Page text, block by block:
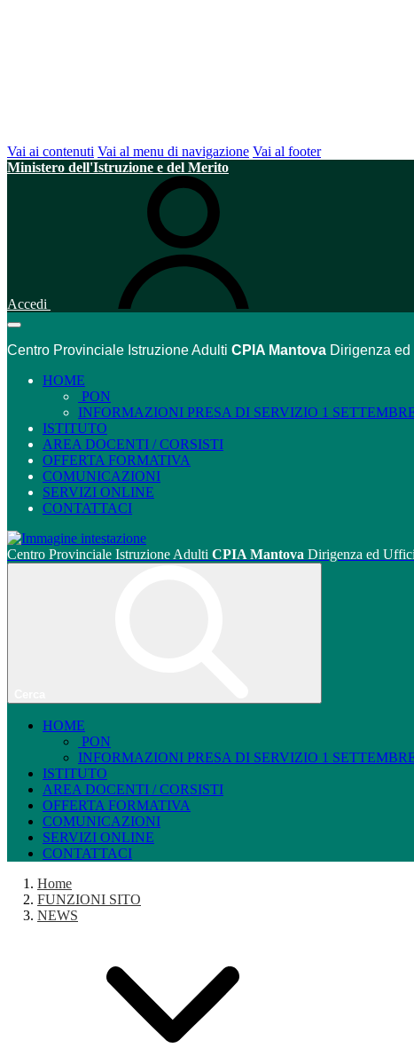
Vai ai contenuti Vai al menu di navigazione Vai al footer
Ministero dell'Istruzione e del Merito
Accedi
Centro Provinciale Istruzione Adulti CPIA Mantova Dirigenza
HOME
PON
INFORMAZIONI PRESA DI SERVIZIO 1
ISTITUTO
AREA DOCENTI / CORSISTI
OFFERTA FORMATIVA
COMUNICAZIONI
SERVIZI ONLINE
CONTATTACI
Centro Provinciale Istruzione Adulti CPIA Mantova Dirigenza ed
HOME
PON
INFORMAZIONI PRESA DI SERVIZIO 1
ISTITUTO
AREA DOCENTI / CORSISTI
OFFERTA FORMATIVA
COMUNICAZIONI
SERVIZI ONLINE
CONTATTACI
Home
FUNZIONI SITO
NEWS